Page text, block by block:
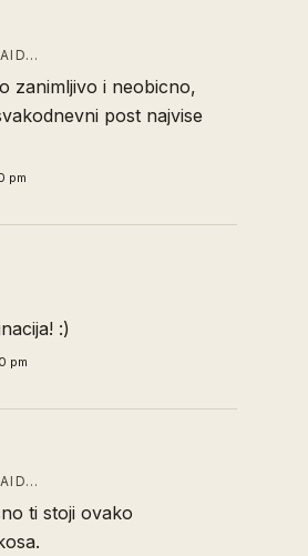
zanimljivo i neobicno,
post najvise
pm
:)
pm
ti stoji ovako